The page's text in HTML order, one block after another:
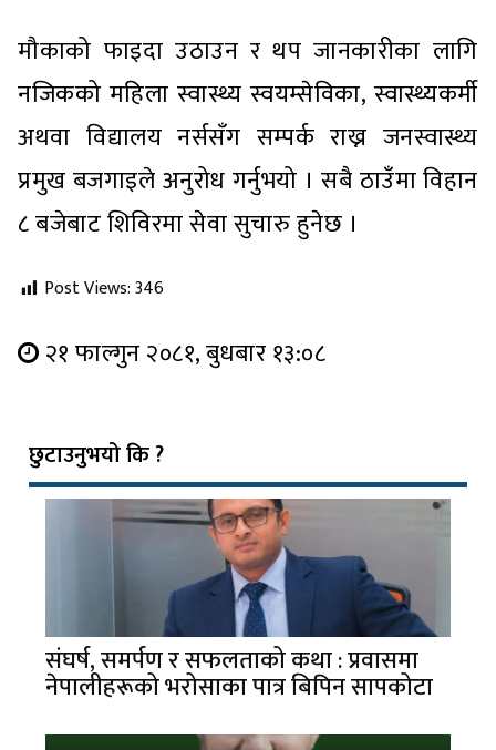
मौकाको फाइदा उठाउन र थप जानकारीका लागि
नजिकको महिला स्वास्थ्य स्वयम्सेविका, स्वास्थ्यकर्मी
अथवा विद्यालय नर्ससँग सम्पर्क राख्न जनस्वास्थ्य
प्रमुख बजगाइले अनुरोध गर्नुभयो । सबै ठाउँमा विहान
८ बजेबाट शिविरमा सेवा सुचारु हुनेछ ।
Post Views:346
२१ फाल्गुन २०८१, बुधबार १३:०८
छुटाउनुभयो कि ?
संघर्ष, समर्पण र सफलताको कथा : प्रवासमा
नेपालीहरूको भरोसाका पात्र बिपिन सापकोटा